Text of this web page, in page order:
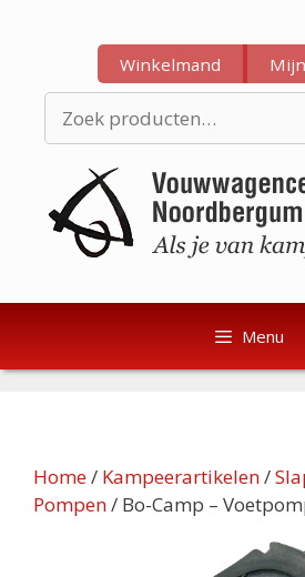
inhoud
inhoud
Winkelmand
naar:
Menu
Home/ Kampeerartikelen/
Pompen/ Bo-Camp –